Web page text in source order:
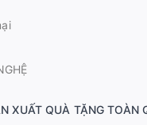
XUẤT QUÀ TẶNG TOÀN